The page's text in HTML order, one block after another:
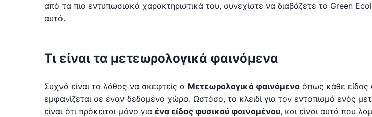
από τα πιο εντυπωσιακά χαρακτηριστικά του, συνεχίστε να διαβάζετε το Green
αυτό.
Τι είναι τα μετεωρολογικά φαινόμενα
Συχνά είναι το λάθος να σκεφτείς α Μετεωρολογικό φαινόμενο όπως κάθε είδος
εμφανίζεται σε έναν δεδομένο χώρο. Ωστόσο, το κλειδί για τον εντοπισμό ενός
είναι ότι πρόκειται μόνο για ένα είδος φυσικού φαινομένου, και είναι αυτά που